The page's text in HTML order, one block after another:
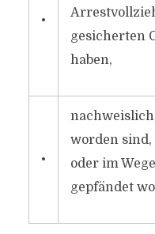
•
gesicherten
haben,
•
worden
oder im
gepfändet